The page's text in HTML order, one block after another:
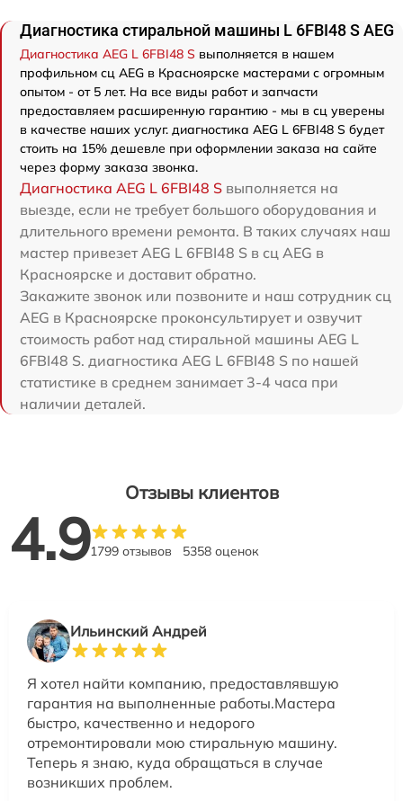
Диагностика стиральной машины L 6FBI48 S AEG
Диагностика AEG L 6FBI48 S выполняется в нашем
профильном сц AEG в Красноярске мастерами с огромным
опытом - от 5 лет. На все виды работ и запчасти
предоставляем расширенную гарантию - мы в сц уверены
в качестве наших услуг. диагностика AEG L 6FBI48 S будет
стоить на 15% дешевле при оформлении заказа на сайте
через форму заказа звонка.
Диагностика AEG L 6FBI48 S выполняется на
выезде, если не требует большого оборудования и
длительного времени ремонта. В таких случаях наш
мастер привезет AEG L 6FBI48 S в сц AEG в
Красноярске и доставит обратно.
Закажите звонок или позвоните и наш сотрудник сц
AEG в Красноярске проконсультирует и озвучит
стоимость работ над стиральной машины AEG L
6FBI48 S. диагностика AEG L 6FBI48 S по нашей
статистике в среднем занимает 3-4 часа при
наличии деталей.
Отзывы клиентов
4.91799 отзывов 5358 оценок
Ильинский Андрей
Я хотел найти компанию, предоставлявшую
гарантия на выполненные работы.Мастера
быстро, качественно и недорого
отремонтировали мою стиральную машину.
Теперь я знаю, куда обращаться в случае
возникших проблем.